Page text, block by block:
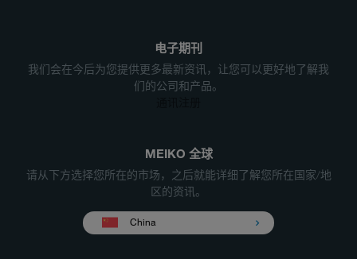
电子期刊
我们会在今后为您提供更多最新资讯，让您可以更好地了解我
们的公司和产品。
MEIKO 全球
请从下方选择您所在的市场，之后就能详细了解您所在国家/地
区的资讯。
China